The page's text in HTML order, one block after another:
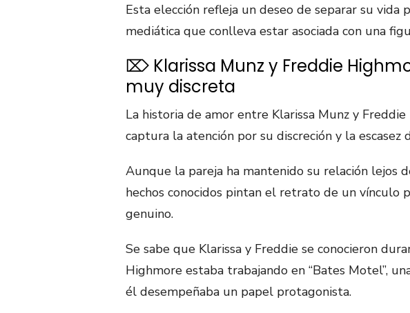
Esta elección refleja un deseo de separar su vida
mediática que conlleva estar asociada con una
⌦ Klarissa Munz y Freddie
muy discreta
La historia de amor entre Klarissa Munz y
captura la atención por su discreción y la
Aunque la pareja ha mantenido su relación lejos
hechos conocidos pintan el retrato de un vínculo
genuino.
Se sabe que Klarissa y Freddie se conocieron
Highmore estaba trabajando en “Bates Motel”,
él desempeñaba un papel protagonista.